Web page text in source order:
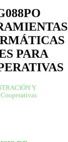
PARA
Y
Cooperativas